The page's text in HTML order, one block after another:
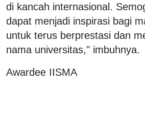
di kancah internasional.
dapat menjadi inspirasi bagi
untuk terus berprestasi dan
nama universitas," imbuhnya.
Awardee IISMA